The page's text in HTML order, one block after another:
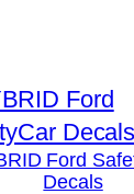
Ford
Decals